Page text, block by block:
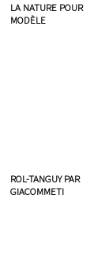
LA NATURE POUR
MODÈLE
ROL-TANGUY PAR
GIACOMMETI